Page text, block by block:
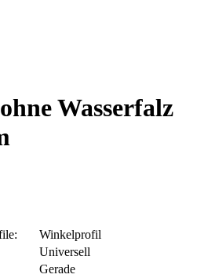
Wasserfalz
Winkelprofil
Universell
Gerade